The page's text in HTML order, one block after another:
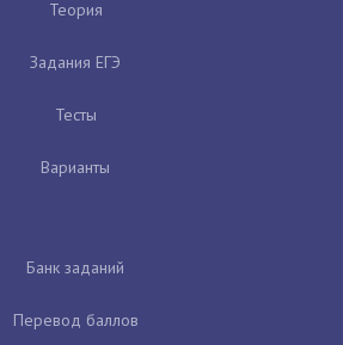
Теория
Задания ЕГЭ
Тесты
Варианты
Банк заданий
Перевод баллов